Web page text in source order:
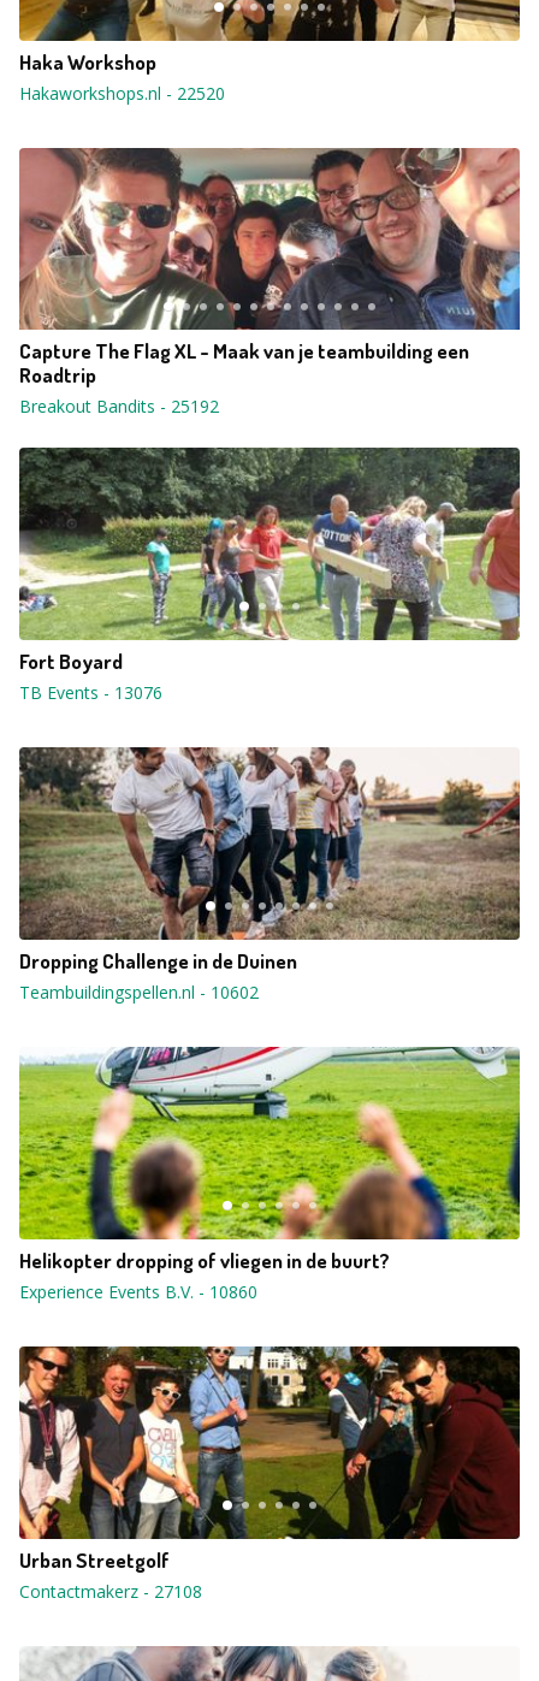
Haka Workshop
Hakaworkshops.nl - 22520
Capture The Flag XL - Maak van je teambuilding een
Roadtrip
Breakout Bandits - 25192
Fort Boyard
TB Events - 13076
Dropping Challenge in de Duinen
Teambuildingspellen.nl - 10602
Helikopter dropping of vliegen in de buurt?
Experience Events B.V. - 10860
Urban Streetgolf
Contactmakerz - 27108